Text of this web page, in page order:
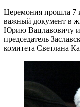
Церемония прошла 7
важный документ в
Юрию Вацлавовичу
председатель
комитета Светлана